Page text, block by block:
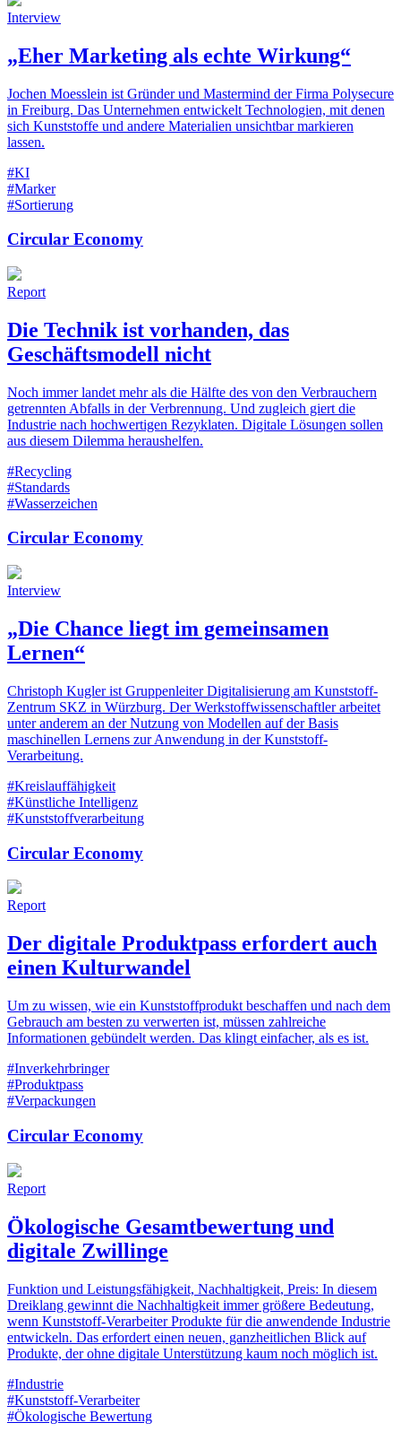
Interview
„Eher Marketing als echte Wirkung“
Jochen Moesslein ist Gründer und Mastermind der Firma Polysecure
in Freiburg. Das Unternehmen entwickelt Technologien, mit denen
sich Kunststoffe und andere Materialien unsichtbar markieren
lassen.
#KI
#Marker
#Sortierung
Circular Economy
Report
Die Technik ist vorhanden, das
Geschäftsmodell nicht
Noch immer landet mehr als die Hälfte des von den Verbrauchern
getrennten Abfalls in der Verbrennung. Und zugleich giert die
Industrie nach hochwertigen Rezyklaten. Digitale Lösungen sollen
aus diesem Dilemma heraushelfen.
#Recycling
#Standards
#Wasserzeichen
Circular Economy
Interview
„Die Chance liegt im gemeinsamen
Lernen“
Christoph Kugler ist Gruppenleiter Digitalisierung am Kunststoff-
Zentrum SKZ in Würzburg. Der Werkstoffwissenschaftler arbeitet
unter anderem an der Nutzung von Modellen auf der Basis
maschinellen Lernens zur Anwendung in der Kunststoff-
Verarbeitung.
#Kreislauffähigkeit
#Künstliche Intelligenz
#Kunststoffverarbeitung
Circular Economy
Report
Der digitale Produktpass erfordert auch
einen Kulturwandel
Um zu wissen, wie ein Kunststoffprodukt beschaffen und nach dem
Gebrauch am besten zu verwerten ist, müssen zahlreiche
Informationen gebündelt werden. Das klingt einfacher, als es ist.
#Inverkehrbringer
#Produktpass
#Verpackungen
Circular Economy
Report
Ökologische Gesamtbewertung und
digitale Zwillinge
Funktion und Leistungsfähigkeit, Nachhaltigkeit, Preis: In diesem
Dreiklang gewinnt die Nachhaltigkeit immer größere Bedeutung,
wenn Kunststoff-Verarbeiter Produkte für die anwendende Industrie
entwickeln. Das erfordert einen neuen, ganzheitlichen Blick auf
Produkte, der ohne digitale Unterstützung kaum noch möglich ist.
#Industrie
#Kunststoff-Verarbeiter
#Ökologische Bewertung